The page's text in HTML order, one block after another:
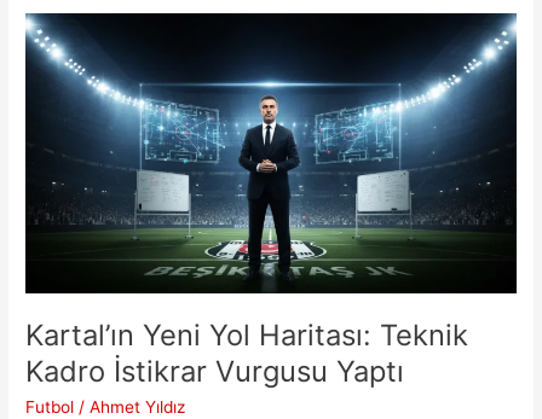
Arenasındaki
Muhtemel
Yol
Haritası
Kartal’ın Yeni Yol Haritası: Teknik
Kadro İstikrar Vurgusu Yaptı
Futbol /Ahmet Yıldız